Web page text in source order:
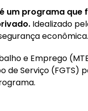
um programa
Idealizado
econômica.
e Emprego
de Serviço